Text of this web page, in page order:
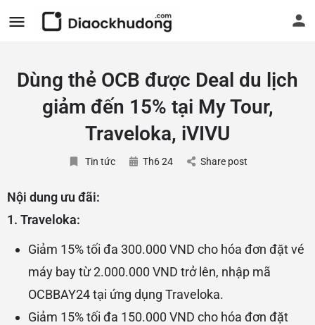
Dùng thẻ OCB được Deal du lịch
giảm đến 15% tại My Tour,
Traveloka, iVIVU
Tin tức Th6 24 Share post
Nội dung ưu đãi:
1. Traveloka:
Giảm 15% tối đa 300.000 VND cho hóa đơn đặt vé
máy bay từ 2.000.000 VND trở lên, nhập mã
OCBBAY24 tại ứng dụng Traveloka.
Giảm 15% tối đa 150.000 VND cho hóa đơn đặt